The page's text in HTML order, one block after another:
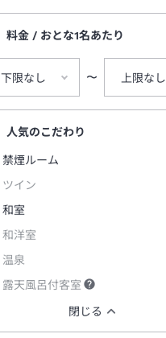
料金 / おとな1名あたり
下限なし 〜 上限なし
人気のこだわり
禁煙ルーム
ツイン
和室
和洋室
温泉
露天風呂付客室
閉じる